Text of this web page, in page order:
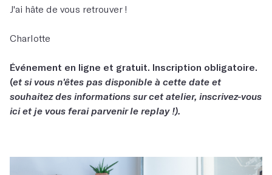
J'ai hâte de vous retrouver !
Charlotte
Événement en ligne et gratuit. Inscription obligatoire.
(et si vous n'êtes pas disponible à cette date et
souhaitez des informations sur cet atelier, inscrivez-vous
ici et je vous ferai parvenir le replay !).